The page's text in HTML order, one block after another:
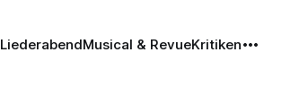
Musical & RevueKritiken